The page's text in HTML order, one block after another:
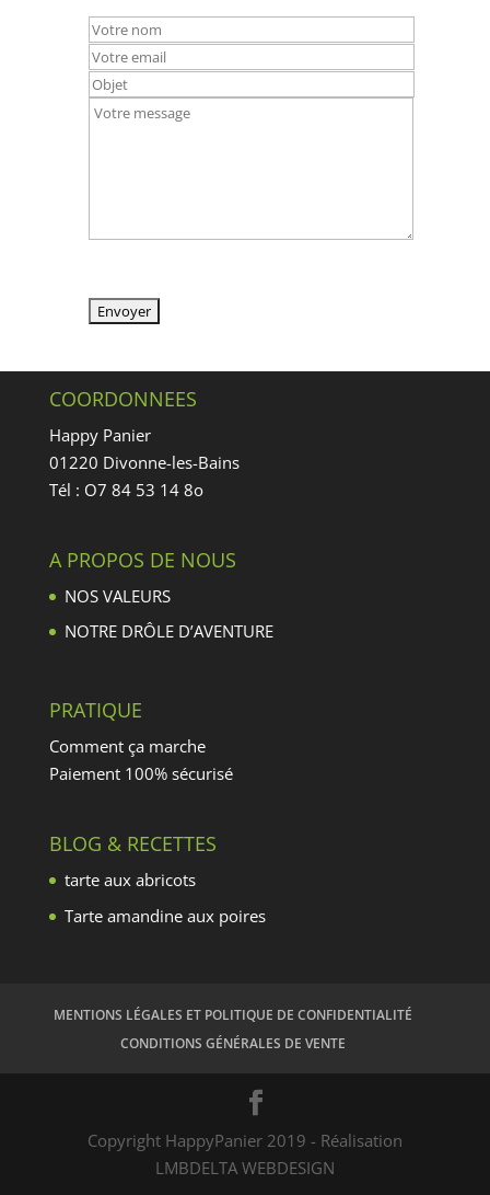
COORDONNEES
Happy Panier
01220 Divonne-les-Bains
Tél : O7 84 53 14 8o
A PROPOS DE NOUS
NOS VALEURS
NOTRE DRÔLE D’AVENTURE
PRATIQUE
Comment ça marche
Paiement 100% sécurisé
BLOG & RECETTES
tarte aux abricots
Tarte amandine aux poires
MENTIONS LÉGALES ET POLITIQUE DE CONFIDENTIALITÉ
CONDITIONS GÉNÉRALES DE VENTE
Copyright HappyPanier 2019 - Réalisation
LMBDELTA WEBDESIGN